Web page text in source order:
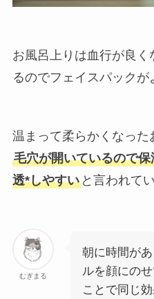
お風呂上りは血行が良
るのでフェイスパックが
温まって柔らかくなった
毛穴が開いているので
透*しやすいと言われてい
むぎまる
朝に時間が
ルを顔にの
ことで同じ